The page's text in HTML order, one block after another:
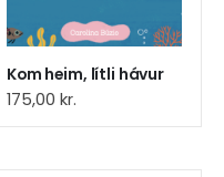
Kom heim, lítli hávur
175,00 kr.